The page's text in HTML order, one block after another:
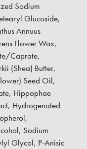
Sodium
Glucoside,
Annuus
Flower Wax,
Caprate,
(Shea) Butter,
Seed Oil,
Hippophae
Hydrogenated
Sodium
Glycol, P-Anisic